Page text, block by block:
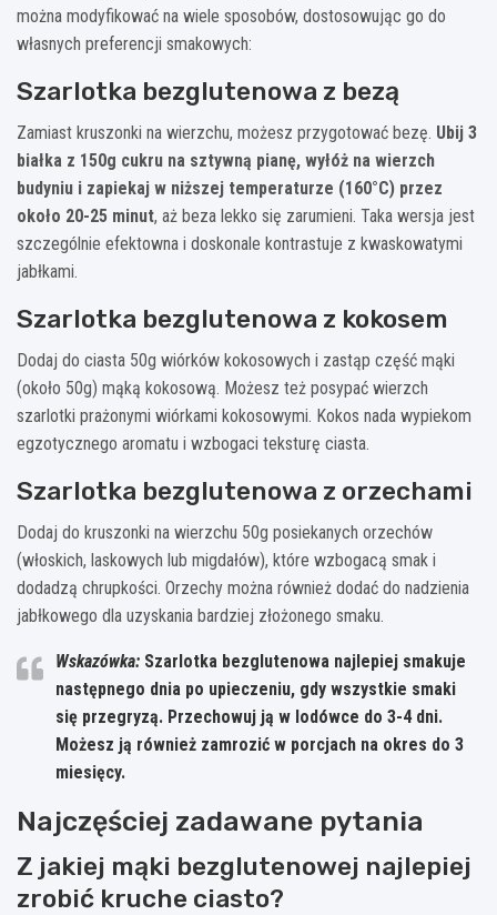
można modyfikować na wiele sposobów, dostosowując go do
własnych preferencji smakowych:
Szarlotka bezglutenowa z bezą
Zamiast kruszonki na wierzchu, możesz przygotować bezę. Ubij 3
białka z 150g cukru na sztywną pianę, wyłóż na wierzch
budyniu i zapiekaj w niższej temperaturze (160°C) przez
około 20-25 minut, aż beza lekko się zarumieni. Taka wersja jest
szczególnie efektowna i doskonale kontrastuje z kwaskowatymi
jabłkami.
Szarlotka bezglutenowa z kokosem
Dodaj do ciasta 50g wiórków kokosowych i zastąp część mąki
(około 50g) mąką kokosową. Możesz też posypać wierzch
szarlotki prażonymi wiórkami kokosowymi. Kokos nada wypiekom
egzotycznego aromatu i wzbogaci teksturę ciasta.
Szarlotka bezglutenowa z orzechami
Dodaj do kruszonki na wierzchu 50g posiekanych orzechów
(włoskich, laskowych lub migdałów), które wzbogacą smak i
dodadzą chrupkości. Orzechy można również dodać do nadzienia
jabłkowego dla uzyskania bardziej złożonego smaku.
Wskazówka: Szarlotka bezglutenowa najlepiej smakuje
następnego dnia po upieczeniu, gdy wszystkie smaki
się przegryzą. Przechowuj ją w lodówce do 3-4 dni.
Możesz ją również zamrozić w porcjach na okres do 3
miesięcy.
Najczęściej zadawane pytania
Z jakiej mąki bezglutenowej najlepiej
zrobić kruche ciasto?